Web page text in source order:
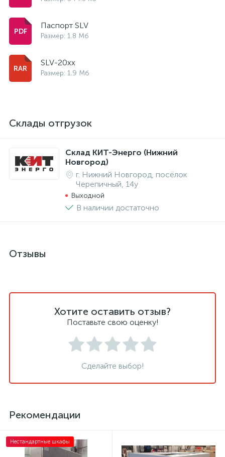
Паспорт SLV
Размер: 1.8 Мб
SLV-20xx
Размер: 1.9 Мб
Склады отгрузок
Склад КИТ-Энерго (Нижний
Новгород)
г. Нижний Новгород, посёлок
Черепичный, 14у
Выходной
В наличии достаточно
Отзывы
Хотите оставить отзыв?
Поставьте свою оценку!
Сделайте выбор!
Рекомендации
Нестандартные шкафы